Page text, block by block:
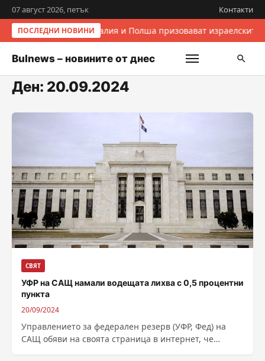
07 август 2026, петък Контакти
ПОСЛЕДНИ НОВИНИИталия и Полша призовават израелските
Bulnews – новините от днес
Ден: 20.09.2024
СВЯТ
УФР на САЩ намали водещата лихва с 0,5 процентни
пункта
20/09/2024
Управлението за федерален резерв (УФР, Фед) на
САЩ обяви на своята страница в интернет, че